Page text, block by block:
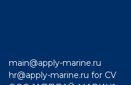
main@apply-marine.ru
hr@apply-marine.ru for CV